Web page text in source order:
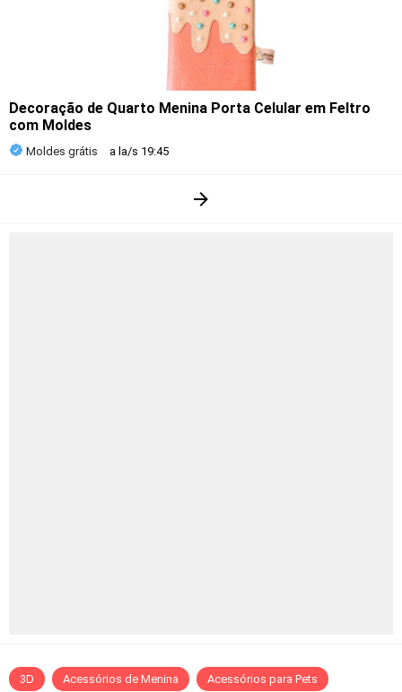
Decoração de Quarto Menina Porta Celular em Feltro
com Moldes
Moldes grátis a la/s 19:45
3D Acessórios de Menina Acessórios para Pets